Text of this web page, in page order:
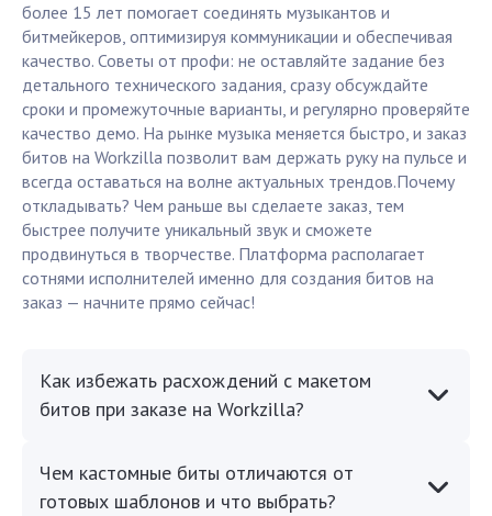
более 15 лет помогает соединять музыкантов и
битмейкеров, оптимизируя коммуникации и обеспечивая
качество. Советы от профи: не оставляйте задание без
детального технического задания, сразу обсуждайте
сроки и промежуточные варианты, и регулярно проверяйте
качество демо. На рынке музыка меняется быстро, и заказ
битов на Workzilla позволит вам держать руку на пульсе и
всегда оставаться на волне актуальных трендов.Почему
откладывать? Чем раньше вы сделаете заказ, тем
быстрее получите уникальный звук и сможете
продвинуться в творчестве. Платформа располагает
сотнями исполнителей именно для создания битов на
заказ — начните прямо сейчас!
Как избежать расхождений с макетом
битов при заказе на Workzilla?
Чем кастомные биты отличаются от
готовых шаблонов и что выбрать?